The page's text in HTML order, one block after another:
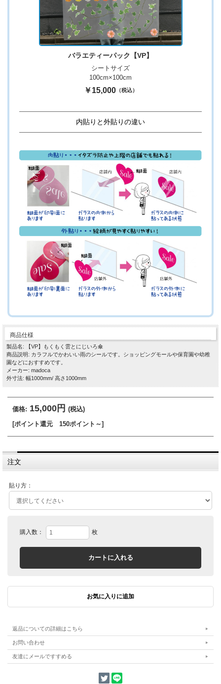
バラエティーパック【VP】
シートサイズ
100cm×100cm
￥15,000（税込）
内貼りと外貼りの違い
商品仕様
製品名: 【VP】もくもく雲とにじいろ傘
商品説明: カラフルでかわいい雨のシールです。ショッピングモールや保育園や幼稚
園などにおすすめです。
メーカー: madoca
外寸法: 幅1000mm/ 高さ1000mm
価格: 15,000円 (税込)
[ポイント還元 150ポイント～]
注文
貼り方：
購入数： 枚
返品についての詳細はこちら
お問い合わせ
友達にメールですすめる